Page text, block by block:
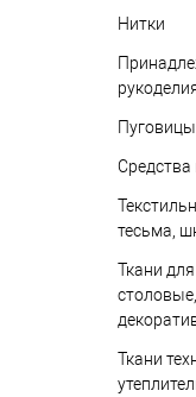
Нитки
Пуговицы
тесьма,
Ткани
Ткани